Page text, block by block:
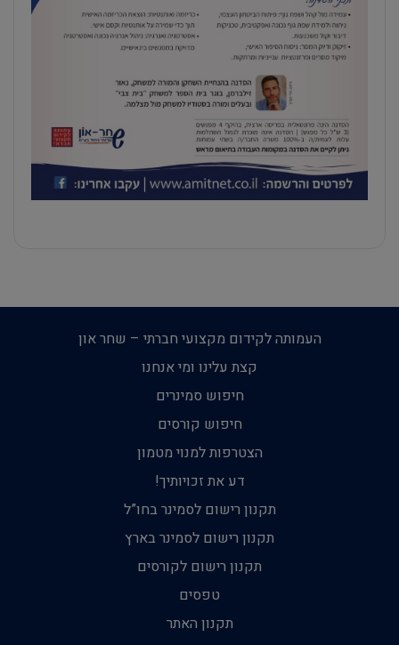
העמותה לקידום מקצועי חברתי – שחר און
קצת עלינו ומי אנחנו
חיפוש סמינרים
חיפוש קורסים
הצטרפות למנוי מטמון
דע את זכויותיך!
תקנון רישום לסמינר בחו”ל
תקנון רישום לסמינר בארץ
תקנון רישום לקורסים
טפסים
תקנון האתר